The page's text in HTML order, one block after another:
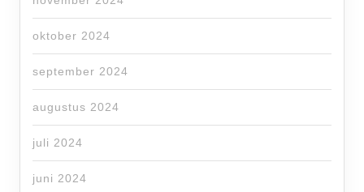
oktober 2024
september 2024
augustus 2024
juli 2024
juni 2024